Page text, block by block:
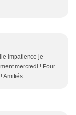
impatience je
mercredi ! Pour
Amitiés